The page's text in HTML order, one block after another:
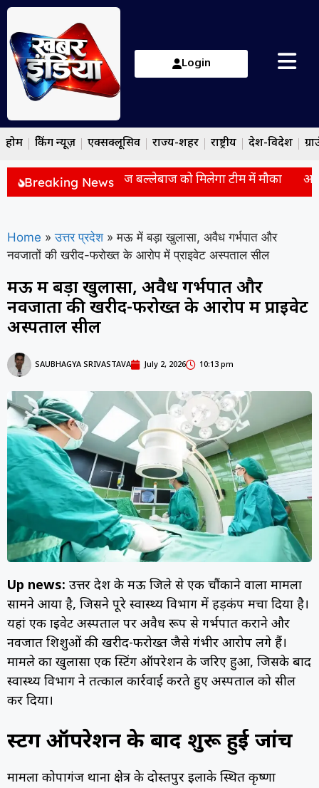
Login
होम ब्रेकिंग न्यूज़ एक्सक्लूसिव राज्य-शहर राष्ट्रीय देश-विदेश
Breaking News
की जगह इस दिग्गज बल्लेबाज को मिलेगा टीम में मौका
Home » उत्तर प्रदेश » मऊ में बड़ा खुलासा, अवैध गर्भपात और
नवजातों की खरीद-फरोख्त के आरोप में प्राइवेट अस्पताल सील
मऊ में बड़ा खुलासा, अवैध गर्भपात और
नवजातों की खरीद-फरोख्त के आरोप में प्राइवेट
अस्पताल सील
SAUBHAGYA SRIVASTAVA July 2, 2026 10:13 pm
Up news: उत्तर प्रदेश के मऊ जिले से एक चौंकाने वाला मामला
सामने आया है, जिसने पूरे स्वास्थ्य विभाग में हड़कंप मचा दिया है।
यहां एक प्राइवेट अस्पताल पर अवैध रूप से गर्भपात कराने और
नवजात शिशुओं की खरीद-फरोख्त जैसे गंभीर आरोप लगे हैं।
मामले का खुलासा एक स्टिंग ऑपरेशन के जरिए हुआ, जिसके बाद
स्वास्थ्य विभाग ने तत्काल कार्रवाई करते हुए अस्पताल को सील
कर दिया।
स्टिंग ऑपरेशन के बाद शुरू हुई जांच
मामला कोपागंज थाना क्षेत्र के दोस्तपुर इलाके स्थित कृष्णा